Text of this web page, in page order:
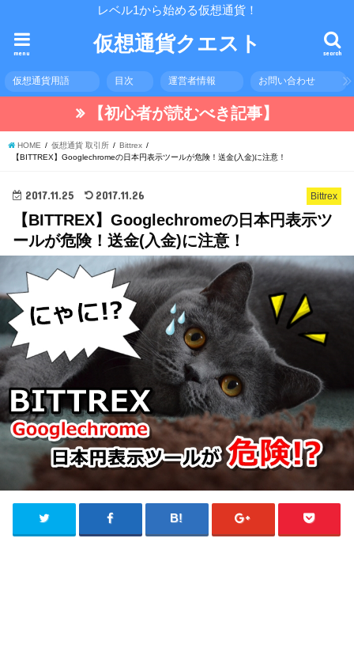
レベル1から始める仮想通貨！
仮想通貨クエスト search
menu
仮想通貨用語 目次 運営者情報 お問い合わせ
【初心者が読むべき記事】
HOME 仮想通貨 取引所
Bittrex
【BITTREX】Googlechromeの日本円表示ツールが危険！送金(入金)に注意！
Bittrex
2017.11.25 2017.11.26
【BITTREX】Googlechromeの日本円表示ツ
ールが危険！送金(入金)に注意！